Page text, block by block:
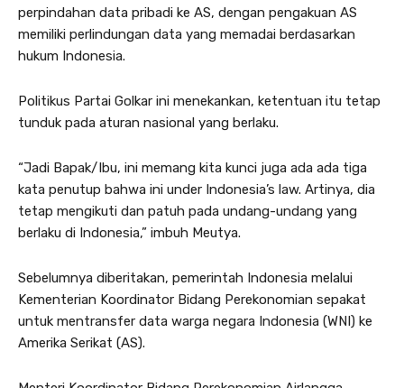
perpindahan data pribadi ke AS, dengan pengakuan AS
memiliki perlindungan data yang memadai berdasarkan
hukum Indonesia.
Politikus Partai Golkar ini menekankan, ketentuan itu tetap
tunduk pada aturan nasional yang berlaku.
“Jadi Bapak/Ibu, ini memang kita kunci juga ada ada tiga
kata penutup bahwa ini under Indonesia’s law. Artinya, dia
tetap mengikuti dan patuh pada undang-undang yang
berlaku di Indonesia,” imbuh Meutya.
Sebelumnya diberitakan, pemerintah Indonesia melalui
Kementerian Koordinator Bidang Perekonomian sepakat
untuk mentransfer data warga negara Indonesia (WNI) ke
Amerika Serikat (AS).